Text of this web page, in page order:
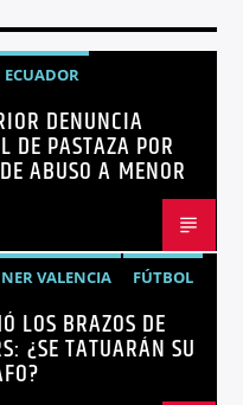
ECUADOR
INTERIOR
NOTICIAS
DENUNCIA
DE PASTAZA POR
ABUSO A MENOR
VALENCIA
FÚTBOL
LOS BRAZOS DE
¿SE TATUARÁN SU